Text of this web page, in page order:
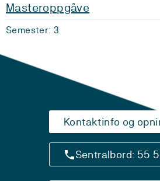
Masteroppgåve
Semester: 3
Kontaktinfo og
Sentralbord: 55